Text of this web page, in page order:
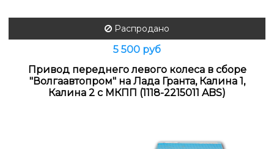
Распродано
5 500 руб
Привод переднего левого колеса в сборе
"Волгаавтопром" на Лада Гранта, Калина 1,
Калина 2 с МКПП (1118-2215011 ABS)